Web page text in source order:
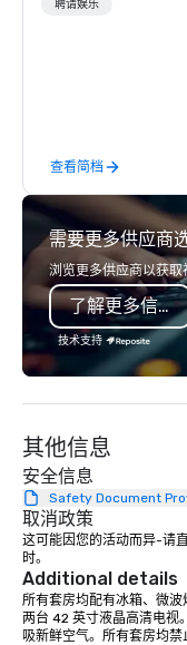
entertainment
enthusiasm after every
makes our approach
"Recognition Factor."
audience hears a
Spears, Bruno Mars,
melody reimagined
1940s lens, it
moment. It invites
lean in, sparking
connection. ► How We Elevate Your
Event: We don’t just
curated atmosphere.
high-stakes
intimate boutique
brand launch, our
styled and coached
Bespoke Curation:
pianists to full "Big
orchestras. Versatile
聘请娱乐
查看简档
需要更多供应商
浏览更多供应商以获取
了解更多信息
技术支持
其他信息
安全信息
Safety Document
取消政策
这可能因您的活动而异-请
时。
Additional details
所有套房均配有冰箱、微
两台 42 英寸液晶高清电视
吸新鲜空气。所有套房均禁